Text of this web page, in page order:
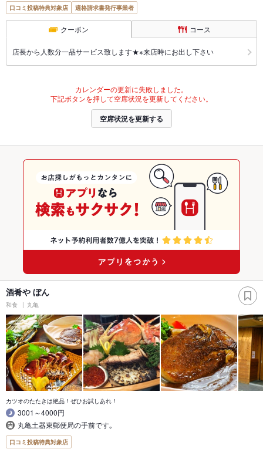
口コミ投稿特典対象店 適格請求書発行事業者
クーポン コース
店長から人数分一品サービス致します★※来店時にお出し下さい
カレンダーの更新に失敗しました。
下記ボタンを押して空席状況を更新してください。
空席状況を更新する
酒肴や ぼん
和食 丸亀
カツオのたたきは絶品！ぜひお試しあれ！
3001～4000円
丸亀土器東郵便局の手前です｡
口コミ投稿特典対象店